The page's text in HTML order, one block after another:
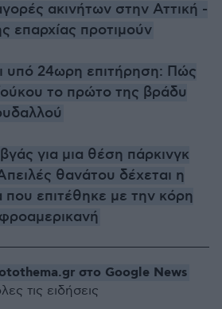
ακινήτων στην Αττική -
επαρχίας προτιμούν
υπό 24ωρη επιτήρηση: Πώς
το πρώτο της βράδυ
για μια θέση πάρκινγκ
θανάτου δέχεται η
επιτέθηκε με την κόρη
στο Google News
τις ειδήσεις